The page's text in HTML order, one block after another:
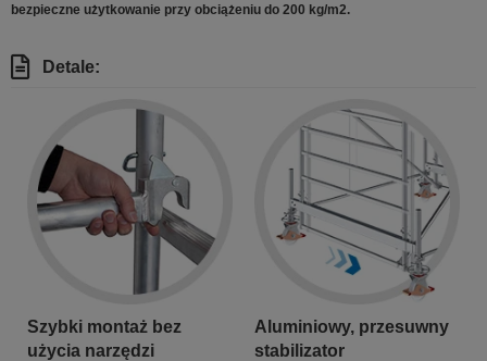
bezpieczne użytkowanie przy obciążeniu do 200 kg/m2.
Detale:
Szybki montaż bez
użycia narzędzi
Aluminiowy, przesuwny
stabilizator